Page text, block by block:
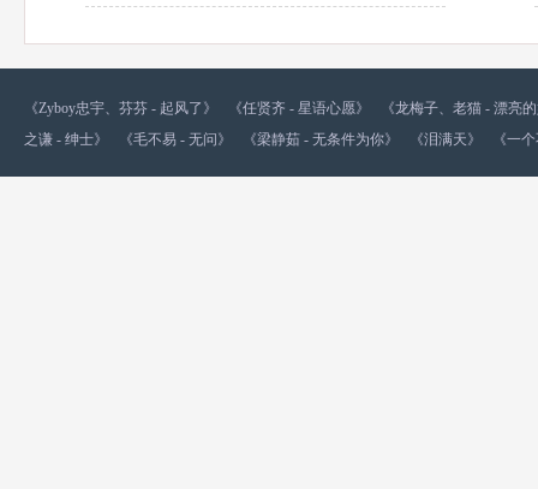
《Zyboy忠宇、芬芬 - 起风了》 《任贤齐 - 星语心愿》
《龙梅子、老猫 - 漂亮
之谦 - 绅士》
《毛不易 - 无问》 《梁静茹 - 无条件为你》 《泪满天》 《一